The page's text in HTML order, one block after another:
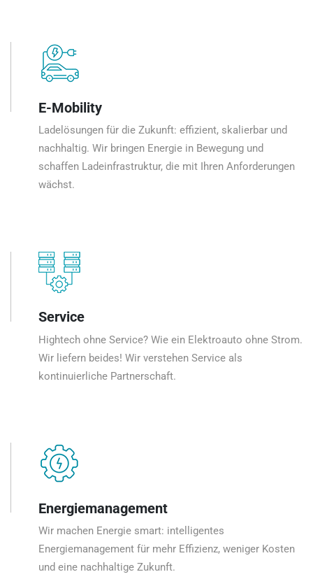
E-Mobility
Ladelösungen für die Zukunft: effizient, skalierbar und
nachhaltig. Wir bringen Energie in Bewegung und
schaffen Ladeinfrastruktur, die mit Ihren Anforderungen
wächst.
Service
Hightech ohne Service? Wie ein Elektroauto ohne Strom.
Wir liefern beides! Wir verstehen Service als
kontinuierliche Partnerschaft.
Energiemanagement
Wir machen Energie smart: intelligentes
Energiemanagement für mehr Effizienz, weniger Kosten
und eine nachhaltige Zukunft.